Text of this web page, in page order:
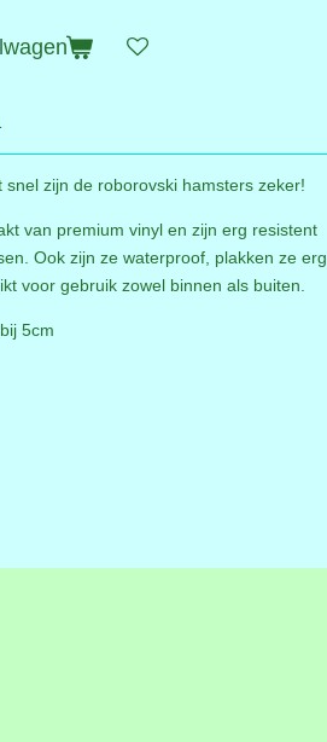
snel zijn de roborovski hamsters zeker!
van premium vinyl en zijn erg resistent
Ook zijn ze waterproof, plakken ze erg
voor gebruik zowel binnen als buiten.
5cm